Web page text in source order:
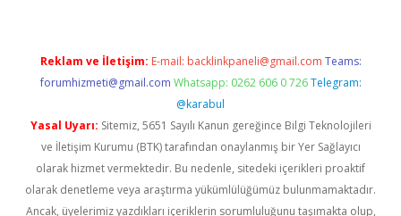
Reklam ve İletişim: E-mail: backlinkpaneli@gmail.com Teams:
forumhizmeti@gmail.com Whatsapp: 0262 606 0 726 Telegram:
@karabul
Yasal Uyarı: Sitemiz, 5651 Sayılı Kanun gereğince Bilgi Teknolojileri
ve İletişim Kurumu (BTK) tarafından onaylanmış bir Yer Sağlayıcı
olarak hizmet vermektedir. Bu nedenle, sitedeki içerikleri proaktif
olarak denetleme veya araştırma yükümlülüğümüz bulunmamaktadır.
Ancak, üyelerimiz yazdıkları içeriklerin sorumluluğunu taşımakta olup,